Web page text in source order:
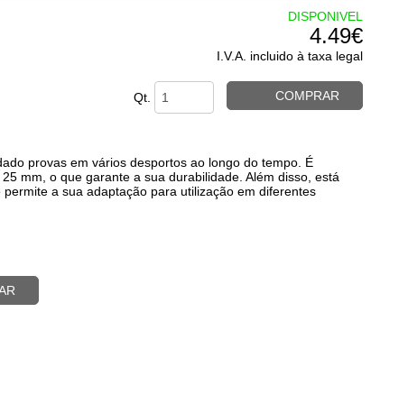
DISPONIVEL
4.49€
I.V.A. incluido à taxa legal
Qt. COMPRAR
provas em vários desportos ao longo do tempo. É
mm, o que garante a sua durabilidade. Além disso, está
a sua adaptação para utilização em diferentes